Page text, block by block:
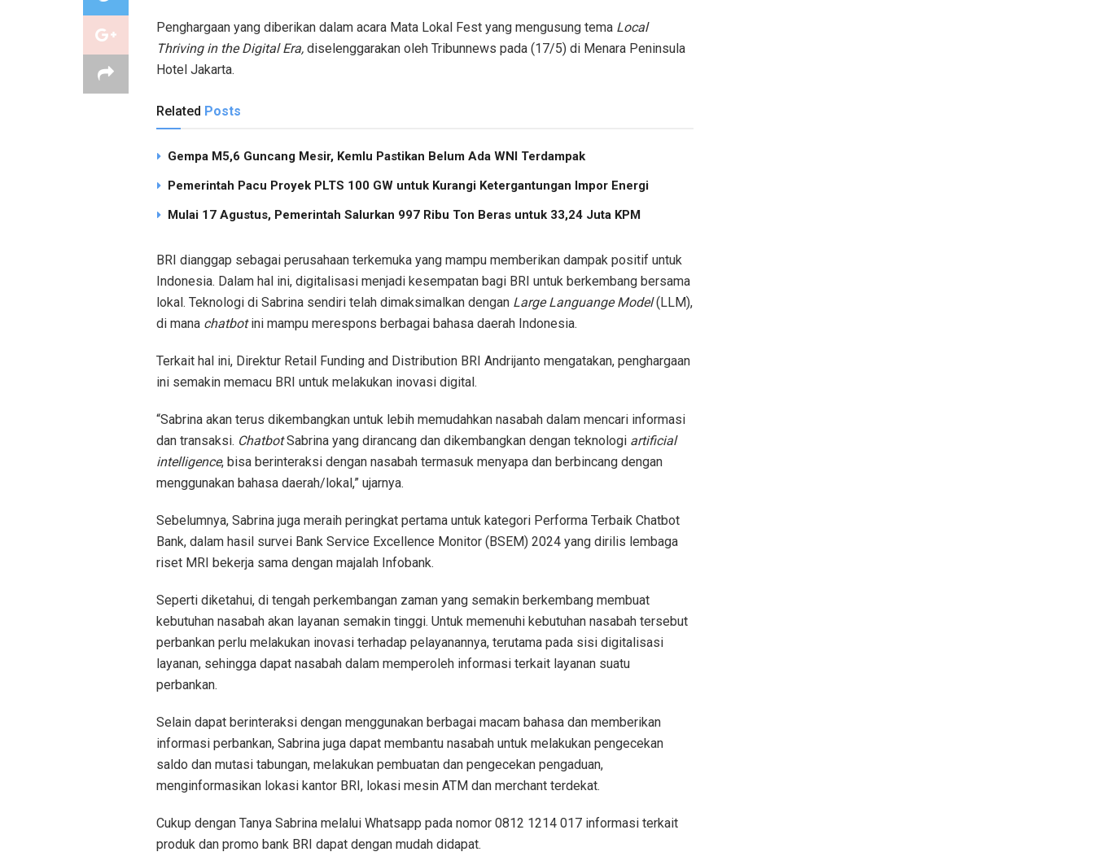
Penghargaan yang diberikan dalam acara Mata Lokal Fest yang mengusung tema Local
Thriving in the Digital Era, diselenggarakan oleh Tribunnews pada (17/5) di Menara Peninsula
Hotel Jakarta.
Related Posts
Gempa M5,6 Guncang Mesir, Kemlu Pastikan Belum Ada WNI Terdampak
Pemerintah Pacu Proyek PLTS 100 GW untuk Kurangi Ketergantungan Impor Energi
Mulai 17 Agustus, Pemerintah Salurkan 997 Ribu Ton Beras untuk 33,24 Juta KPM
BRI dianggap sebagai perusahaan terkemuka yang mampu memberikan dampak positif untuk
Indonesia. Dalam hal ini, digitalisasi menjadi kesempatan bagi BRI untuk berkembang bersama
lokal. Teknologi di Sabrina sendiri telah dimaksimalkan dengan Large Languange Model(LLM),
di mana chatbotini mampu merespons berbagai bahasa daerah Indonesia.
Terkait hal ini, Direktur Retail Funding and Distribution BRI Andrijanto mengatakan, penghargaan
ini semakin memacu BRI untuk melakukan inovasi digital.
“Sabrina akan terus dikembangkan untuk lebih memudahkan nasabah dalam mencari informasi
dan transaksi. ChatbotSabrina yang dirancang dan dikembangkan dengan teknologi artificial
intelligence, bisa berinteraksi dengan nasabah termasuk menyapa dan berbincang dengan
menggunakan bahasa daerah/lokal,” ujarnya.
Sebelumnya, Sabrina juga meraih peringkat pertama untuk kategori Performa Terbaik Chatbot
Bank, dalam hasil survei Bank Service Excellence Monitor (BSEM) 2024 yang dirilis lembaga
riset MRI bekerja sama dengan majalah Infobank.
Seperti diketahui, di tengah perkembangan zaman yang semakin berkembang membuat
kebutuhan nasabah akan layanan semakin tinggi. Untuk memenuhi kebutuhan nasabah tersebut
perbankan perlu melakukan inovasi terhadap pelayanannya, terutama pada sisi digitalisasi
layanan, sehingga dapat nasabah dalam memperoleh informasi terkait layanan suatu
perbankan.
Selain dapat berinteraksi dengan menggunakan berbagai macam bahasa dan memberikan
informasi perbankan, Sabrina juga dapat membantu nasabah untuk melakukan pengecekan
saldo dan mutasi tabungan, melakukan pembuatan dan pengecekan pengaduan,
menginformasikan lokasi kantor BRI, lokasi mesin ATM dan merchant terdekat.
Cukup dengan Tanya Sabrina melalui Whatsapp pada nomor 0812 1214 017 informasi terkait
produk dan promo bank BRI dapat dengan mudah didapat.